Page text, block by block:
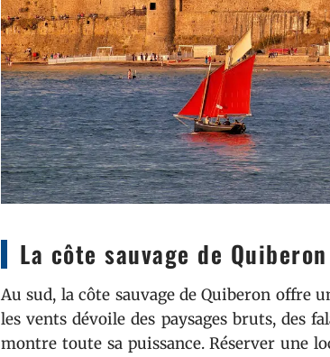
La côte sauvage de Quiberon
Au sud, la côte sauvage de Quiberon offre
les vents dévoile des paysages bruts, des
montre toute sa puissance. Réserver une